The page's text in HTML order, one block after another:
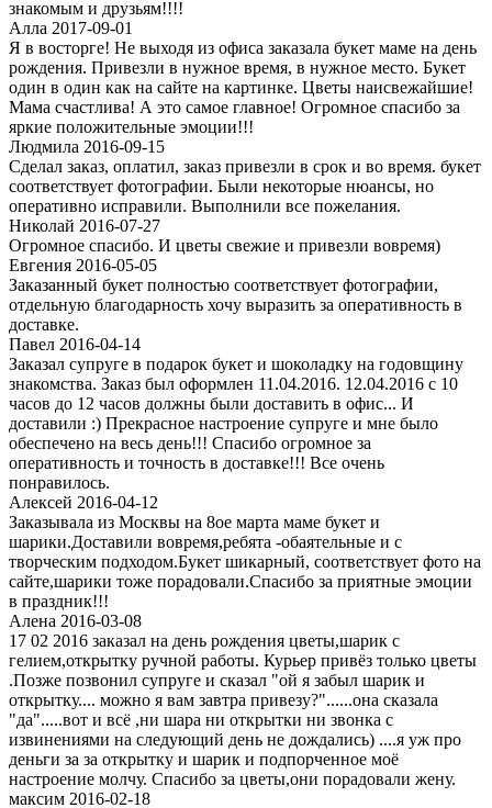
знакомым и друзьям!!!!
Алла 2017-09-01
Я в восторге! Не выходя из офиса заказала букет маме на день
рождения. Привезли в нужное время, в нужное место. Букет
один в один как на сайте на картинке. Цветы наисвежайшие!
Мама счастлива! А это самое главное! Огромное спасибо за
яркие положительные эмоции!!!
Людмила 2016-09-15
Сделал заказ, оплатил, заказ привезли в срок и во время. букет
соответствует фотографии. Были некоторые нюансы, но
оперативно исправили. Выполнили все пожелания.
Николай 2016-07-27
Огромное спасибо. И цветы свежие и привезли вовремя)
Евгения 2016-05-05
Заказанный букет полностью соответствует фотографии,
отдельную благодарность хочу выразить за оперативность в
доставке.
Павел 2016-04-14
Заказал супруге в подарок букет и шоколадку на годовщину
знакомства. Заказ был оформлен 11.04.2016. 12.04.2016 с 10
часов до 12 часов должны были доставить в офис... И
доставили :) Прекрасное настроение супруге и мне было
обеспечено на весь день!!! Спасибо огромное за
оперативность и точность в доставке!!! Все очень
понравилось.
Алексей 2016-04-12
Заказывала из Москвы на 8ое марта маме букет и
шарики.Доставили вовремя,ребята -обаятельные и с
творческим подходом.Букет шикарный, соответствует фото на
сайте,шарики тоже порадовали.Спасибо за приятные эмоции
в праздник!!!
Алена 2016-03-08
17 02 2016 заказал на день рождения цветы,шарик с
гелием,открытку ручной работы. Курьер привёз только цветы
.Позже позвонил супруге и сказал "ой я забыл шарик и
открытку.... можно я вам завтра привезу?"......она сказала
"да".....вот и всё ,ни шара ни открытки ни звонка с
извинениями на следующий день не дождались) ....я уж про
деньги за за открытку и шарик и подпорченное моё
настроение молчу. Спасибо за цветы,они порадовали жену.
максим 2016-02-18